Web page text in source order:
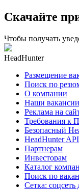
Скачайте
Чтобы получать
HeadHunter
Размещение
Поиск по
О компании
Наши вакансии
Реклама на
Требования к
Безопасный
HeadHunter API
Партнерам
Инвесторам
Каталог
Поиск по
Сетка: соцсеть